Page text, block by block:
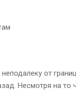
от
Несмотря на то